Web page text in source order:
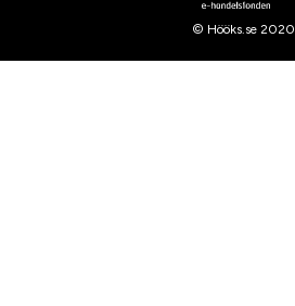
© Hööks.se 2020